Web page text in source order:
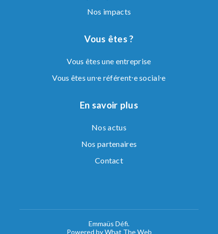
Nos impacts
Vous êtes ?
Vous êtes une entreprise
Vous êtes un⸱e référent⸱e social⸱e
En savoir plus
Nos actus
Nos partenaires
Contact
Emmaüs Défi.
Powered by What The Web